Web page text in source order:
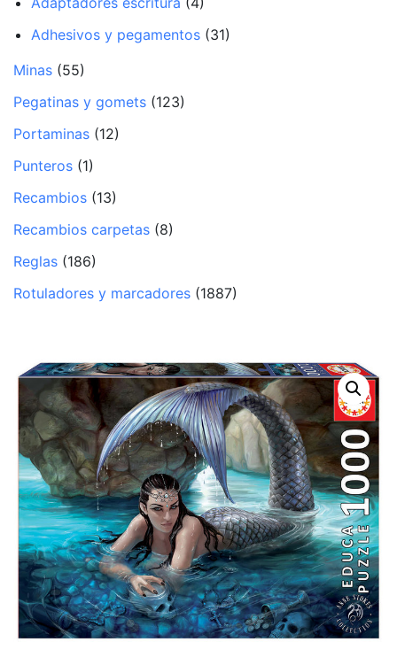
Adhesivos y pegamentos (31)
Minas (55)
Pegatinas y gomets (123)
Portaminas (12)
Punteros (1)
Recambios (13)
Recambios carpetas (8)
Reglas (186)
Rotuladores y marcadores (1887)